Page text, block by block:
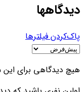
دیدگاهها
پاک‌کردن فیلترها
هیچ دیدگاهی برای